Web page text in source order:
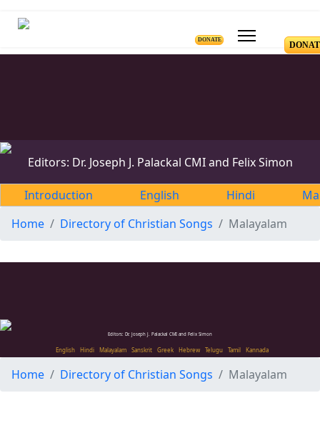
DONATE
Editors: Dr. Joseph J. Palackal CMI and Felix Simon
Introduction English Hindi
Home
Directory of Christian Songs Malayalam
Editors: Dr. Joseph J. Palackal CMI and Felix Simon
English Hindi Malayalam Sanskrit Greek Hebrew Telugu Tamil Kannada
Home Directory of Christian Songs Malayalam